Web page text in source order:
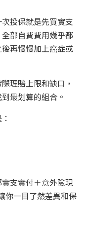
投保就是先買實支
部自費費用幾乎都
再慢慢加上癌症或
理賠上限和缺口，
最划算的組合。
支實付＋意外險現
你一目了然差異和保